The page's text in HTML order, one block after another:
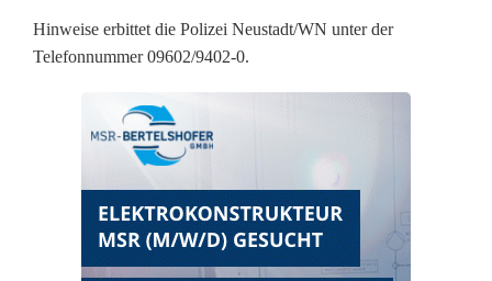
r
Hinweise erbittet die Polizei Neustadt/WN unter der
Telefonnummer 09602/9402-0.